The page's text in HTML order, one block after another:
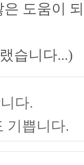
도움이
습니다...)
다.
기쁩니다.